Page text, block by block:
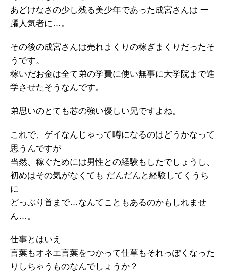
あどけなさの少し残る美少年であった成宮さんは 一
躍人気者に…。
その後の成宮さんは売れまくりの稼ぎまくりだったそ
うです。
稼いだお金は全て弟の学費に使い無事に大学院まで進
学させたそうなんです。
弟思いのとても芯の強い優しい兄ですよね。
これで、ゲイなんじゃって噂になるのはどうかなって
思うんですが
当然、稼ぐためには男性との経験もしたでしょうし、
初めはその気がなくても だんだんと経験してくうち
に
どっぷり首まで…なんてこともあるのかもしれませ
ん…。
仕事とはいえ
言葉もオネエ言葉をつかって仕草もそれっぽくなった
りしちゃうものなんでしょうか？